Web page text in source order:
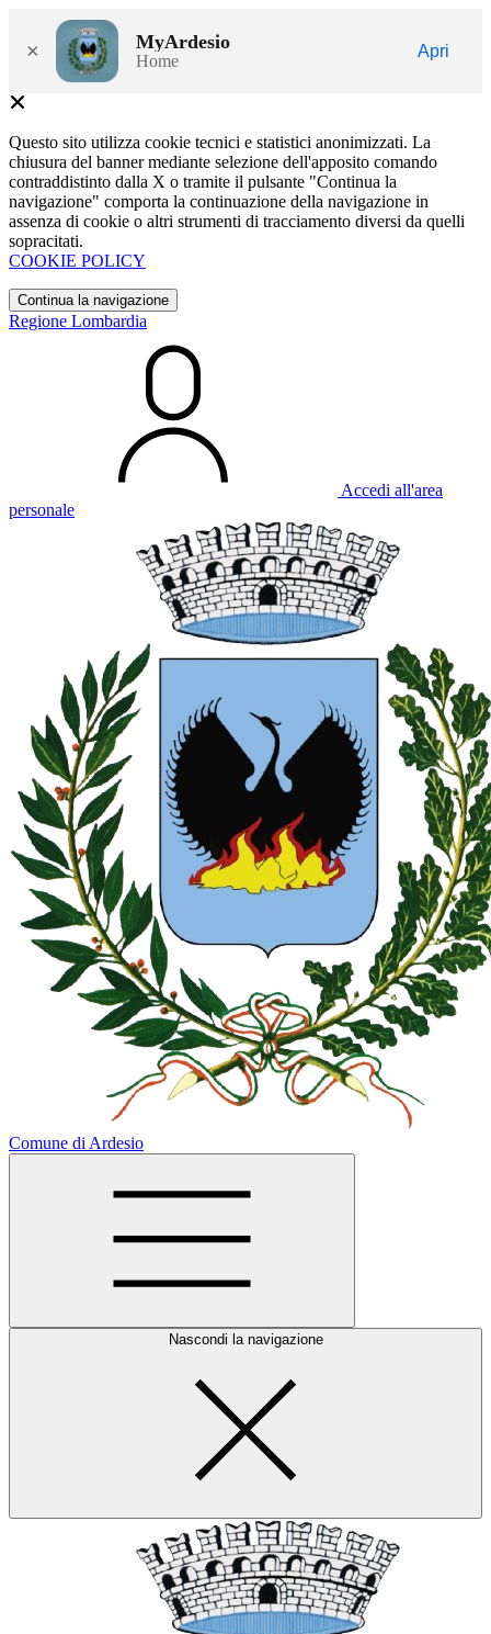
× MyArdesio
Home
Apri
Questo sito utilizza cookie tecnici e statistici anonimizzati. La
chiusura del banner mediante selezione dell'apposito comando
contraddistinto dalla X o tramite il pulsante "Continua la
navigazione" comporta la continuazione della navigazione in
assenza di cookie o altri strumenti di tracciamento diversi da quelli
sopracitati.
COOKIE POLICY
Continua la navigazione
Regione Lombardia
Accedi all'area
personale
Comune di Ardesio
Nascondi la navigazione